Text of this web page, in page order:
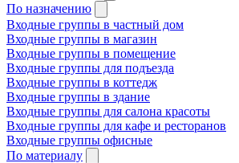
По назначению
Входные группы в частный дом
Входные группы в магазин
Входные группы в помещение
Входные группы для подъезда
Входные группы в коттедж
Входные группы в здание
Входные группы для салона красоты
Входные группы для кафе и ресторанов
Входные группы офисные
По материалу